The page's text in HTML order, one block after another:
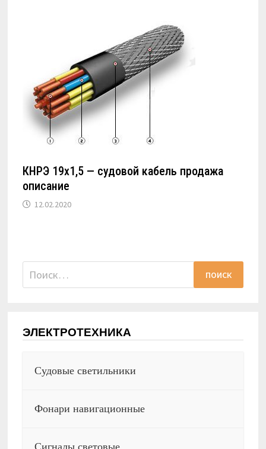
КНРЭ 19х1,5 — судовой кабель продажа
описание
12.02.2020
Найти:
ЭЛЕКТРОТЕХНИКА
Судовые светильники
Фонари навигационные